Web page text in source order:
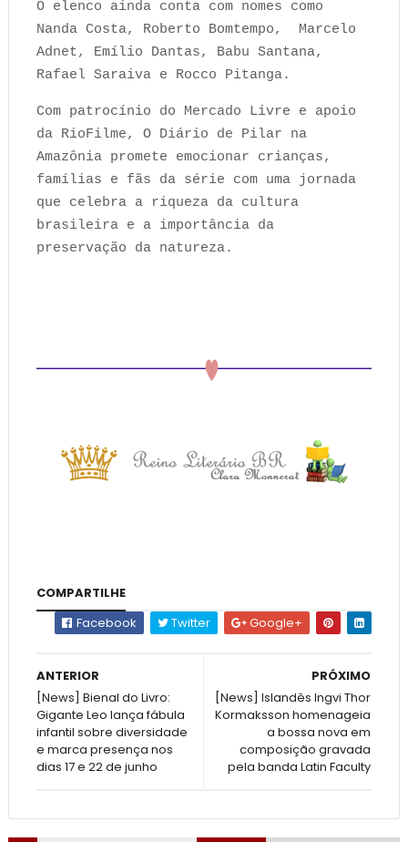
O elenco ainda conta com nomes como
Nanda Costa, Roberto Bomtempo, Marcelo
Adnet, Emílio Dantas, Babu Santana,
Rafael Saraiva e Rocco Pitanga.
Com patrocínio do Mercado Livre e apoio
da RioFilme, O Diário de Pilar na
Amazônia promete emocionar crianças,
famílias e fãs da série com uma jornada
que celebra a riqueza da cultura
brasileira e a importância da
preservação da natureza.
COMPARTILHE
Facebook
Twitter Google+
PRÓXIMO
[News] Islandês Ingvi Thor
Kormaksson homenageia
a bossa nova em
composição gravada
pela banda Latin Faculty
ANTERIOR
[News] Bienal do Livro:
Gigante Leo lança fábula
infantil sobre diversidade
e marca presença nos
dias 17 e 22 de junho